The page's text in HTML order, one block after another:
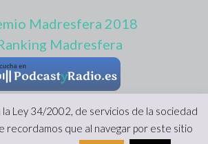
la Ley 34/2002, de servicios de la sociedad
recordamos que al navegar por este sitio